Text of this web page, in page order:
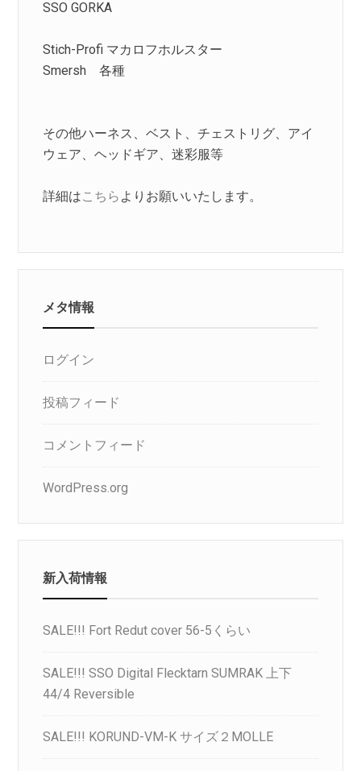
SSO GORKA
Stich-Profi マカロフホルスター
Smersh 各種
その他ハーネス、ベスト、チェストリグ、アイ
ウェア、ヘッドギア、迷彩服等
詳細はこちら よりお願いいたします。
メタ情報
ログイン
投稿フィード
コメントフィード
WordPress.org
新入荷情報
SALE!!! Fort Redut cover 56-5くらい
SALE!!! SSO Digital Flecktarn SUMRAK 上下
44/4 Reversible
SALE!!! KORUND-VM-K サイズ２MOLLE